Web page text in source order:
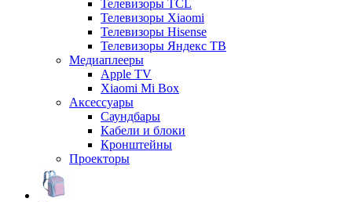
Телевизоры TCL
Телевизоры Xiaomi
Телевизоры Hisense
Телевизоры Яндекс ТВ
Медиаплееры
Apple TV
Xiaomi Mi Box
Аксессуары
Саундбары
Кабели и блоки
Кронштейны
Проекторы